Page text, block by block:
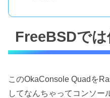
FreeBSDで
このOkaConsole Quadを
してなんちゃってコンソー